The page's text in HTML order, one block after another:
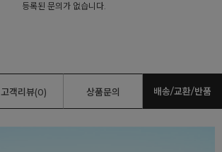
등록된 문의가 없습니다.
고객리뷰(0) 상품문의 배송/교환/반품